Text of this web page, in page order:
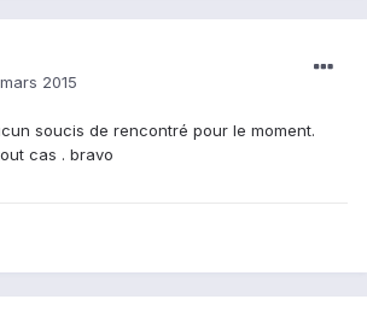
2015
soucis de rencontré pour le moment.
cas . bravo